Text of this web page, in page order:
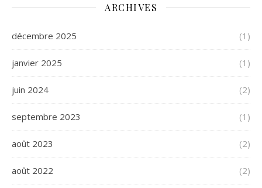
ARCHIVES
décembre 2025 (1)
janvier 2025 (1)
juin 2024 (2)
septembre 2023 (1)
août 2023 (2)
août 2022 (2)